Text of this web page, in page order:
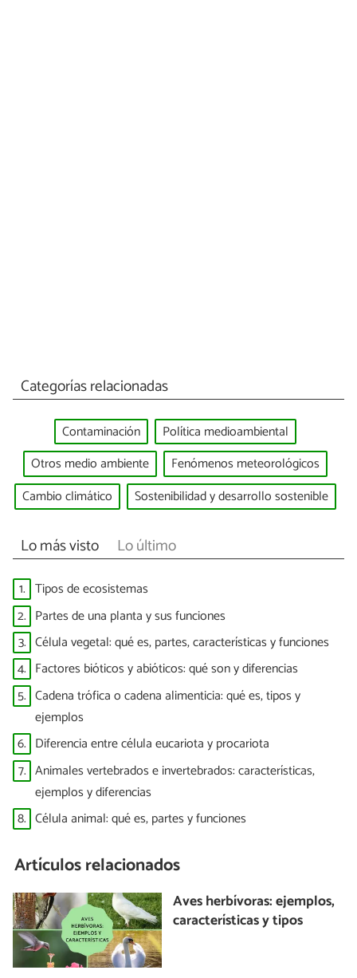
Categorías relacionadas
Contaminación
Política medioambiental
Otros medio ambiente
Fenómenos meteorológicos
Cambio climático
Sostenibilidad y desarrollo sostenible
Lo más visto Lo último
1. Tipos de ecosistemas
2. Partes de una planta y sus funciones
3. Célula vegetal: qué es, partes, características y funciones
4. Factores bióticos y abióticos: qué son y diferencias
5. Cadena trófica o cadena alimenticia: qué es, tipos y
ejemplos
6. Diferencia entre célula eucariota y procariota
7. Animales vertebrados e invertebrados: características,
ejemplos y diferencias
8. Célula animal: qué es, partes y funciones
Artículos relacionados
Aves herbívoras: ejemplos,
características y tipos